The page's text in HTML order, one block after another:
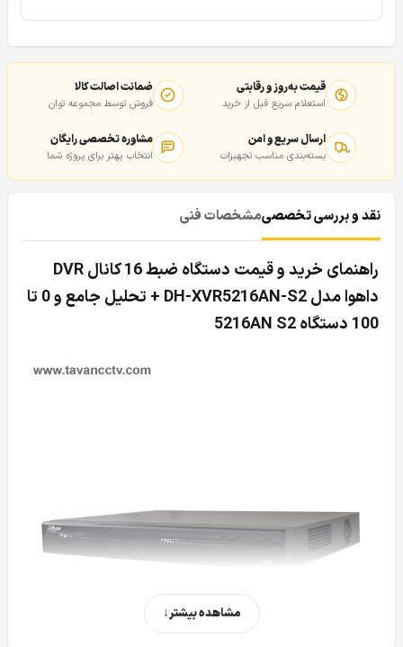
قیمت به‌روز و رقابتی
استعلام سریع قبل از خرید
ضمانت اصالت کالا
فروش توسط مجموعه توان
ارسال سریع و امن
بسته‌بندی مناسب تجهیزات
مشاوره تخصصی رایگان
انتخاب بهتر برای پروژه شما
نقد و بررسی تخصصیمشخصات فنی
راهنمای خرید و قیمت دستگاه ضبط 16 کانال DVR
داهوا مدل DH-XVR5216AN-S2 + تحلیل جامع و 0 تا
100 دستگاه 5216AN S2
مشاهده بیشتر